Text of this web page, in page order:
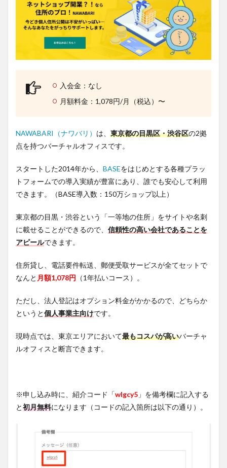
入会金：なし
月額料金：1,078円/月（税込）〜
NAWABARI（ナワバリ） は、 東京都の目黒区・渋谷区の2拠
点を持つバーチャルオフィスです。
スタートした2014年から、 BASEをはじめとする各種プラッ
トフォームでの導入実績が豊富にあり、誰でも安心して利用
できます。（BASE導入数：150万ショップ以上）
東京都の目黒・渋谷という「一等地の住所」をサイトや名刺
に載せることができるので、 信頼性の高い会社であることを
アピールできます。
住所貸し、電話要件転送、郵便受取サービスが全てセットで
なんと 月額1,078円 （1年払いコース）。
ただし、法人登記はオプション料金がかかるので、どちらか
というと個人事業主向けです。
現時点では、東京エリアにおいて最もコスパが高いバーチャ
ルオフィスと断言できます。
※申し込み時に、紹介コード「wlgcy5 」を備考欄に記入する
と初月無料になります（コードの記入箇所は以下の通り）。